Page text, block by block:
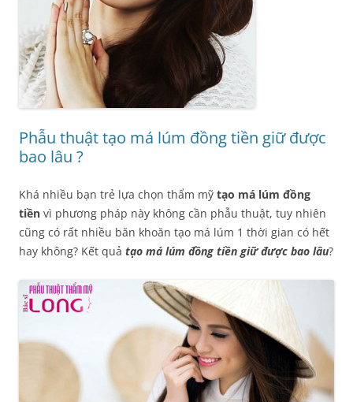
Phẫu thuật tạo má lúm đồng tiền giữ được
bao lâu ?
Khá nhiều bạn trẻ lựa chọn thẩm mỹ tạo má lúm đồng
tiền vì phương pháp này không cần phẫu thuật, tuy nhiên
cũng có rất nhiều băn khoăn tạo má lúm 1 thời gian có hết
hay không? Kết quả tạo má lúm đồng tiền giữ được bao lâu?